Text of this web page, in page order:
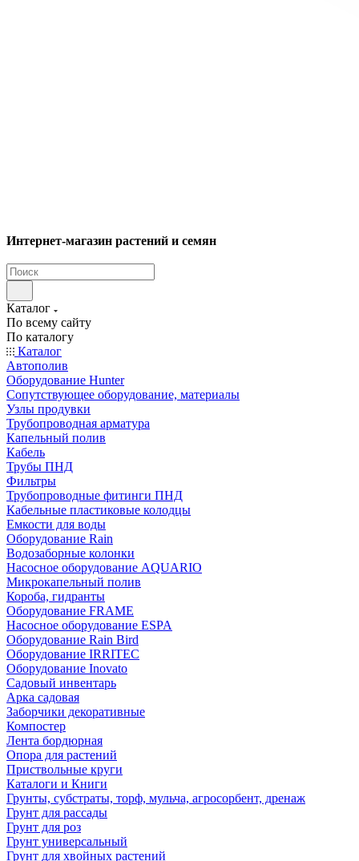
Интернет-магазин растений и семян
Каталог
По всему сайту
По каталогу
Каталог
Автополив
Оборудование Hunter
Сопутствующее оборудование, материалы
Узлы продувки
Трубопроводная арматура
Капельный полив
Кабель
Трубы ПНД
Фильтры
Трубопроводные фитинги ПНД
Кабельные пластиковые колодцы
Емкости для воды
Оборудование Rain
Водозаборные колонки
Насосное оборудование AQUARIO
Микрокапельный полив
Короба, гидранты
Оборудование FRAME
Насосное оборудование ESPA
Оборудование Rain Bird
Оборудование IRRITEC
Оборудование Inovato
Садовый инвентарь
Арка садовая
Заборчики декоративные
Компостер
Лента бордюрная
Опора для растений
Приствольные круги
Каталоги и Книги
Грунты, субстраты, торф, мульча, агросорбент, дренаж
Грунт для рассады
Грунт для роз
Грунт универсальный
Грунт для хвойных растений